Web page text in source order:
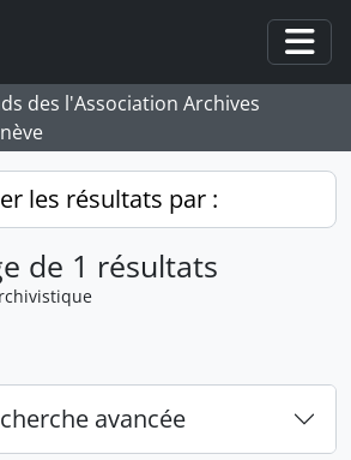
des l'Association Archives
les résultats par :
de 1 résultats
avancée